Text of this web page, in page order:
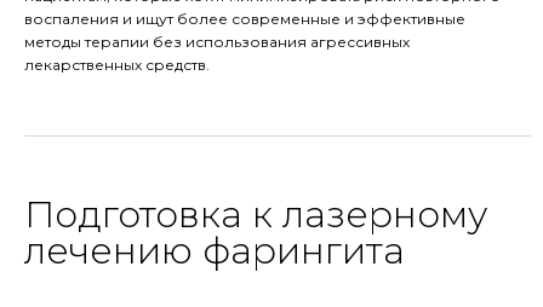
воспаления и ищут более современные и эффективные
методы терапии без использования агрессивных
лекарственных средств.
Подготовка к лазерному
лечению фарингита